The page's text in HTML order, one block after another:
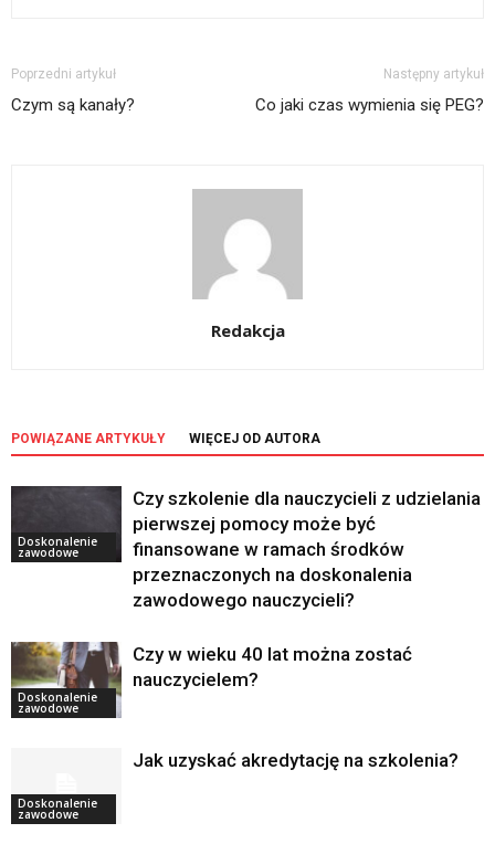
Poprzedni artykuł
Czym są kanały?
Następny artykuł
Co jaki czas wymienia się PEG?
Redakcja
POWIĄZANE ARTYKUŁY WIĘCEJ OD AUTORA
Doskonalenie
zawodowe
Czy szkolenie dla nauczycieli z udzielania
pierwszej pomocy może być
finansowane w ramach środków
przeznaczonych na doskonalenia
zawodowego nauczycieli?
Doskonalenie
zawodowe
Czy w wieku 40 lat można zostać
nauczycielem?
Doskonalenie
zawodowe
Jak uzyskać akredytację na szkolenia?